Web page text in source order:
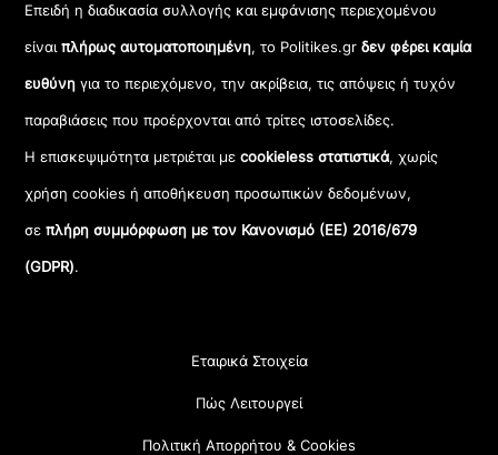
Επειδή η διαδικασία συλλογής και εμφάνισης περιεχομένου
είναιπλήρως αυτοματοποιημένη, το Politikes.grδεν φέρει καμία
ευθύνη για το περιεχόμενο, την ακρίβεια, τις απόψεις ή τυχόν
παραβιάσεις που προέρχονται από τρίτες ιστοσελίδες.
Η επισκεψιμότητα μετριέται μεcookieless στατιστικά, χωρίς
χρήση cookies ή αποθήκευση προσωπικών δεδομένων,
σεπλήρη συμμόρφωση με τον Κανονισμό (ΕΕ) 2016/679
(GDPR).
Εταιρικά Στοιχεία
Πώς Λειτουργεί
Πολιτική Απορρήτου & Cookies